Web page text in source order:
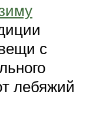
с
лебяжий